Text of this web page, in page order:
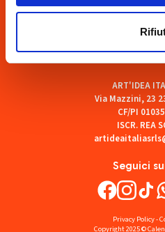
Seguici
ART'IDEA
Via Mazzini, 23
CF/PI
ISCR. REA
Privacy Policy-
Copyright 2025 ©